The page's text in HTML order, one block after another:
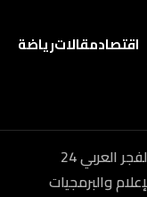
اقتصادمقالاترياضة